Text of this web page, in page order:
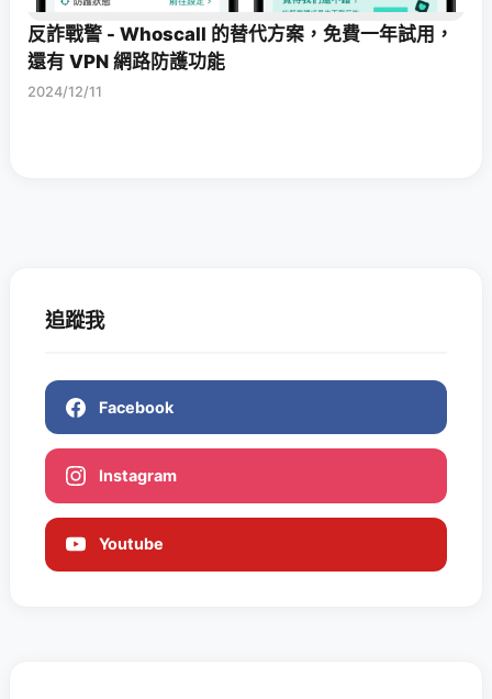
反詐戰警 - Whoscall 的替代方案，免費一年試用，
還有 VPN 網路防護功能
2024/12/11
追蹤我
Facebook
Instagram
Youtube